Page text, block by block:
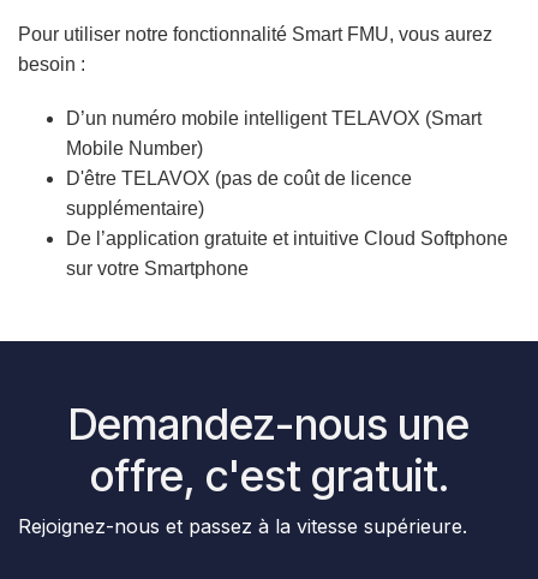
Pour utiliser notre fonctionnalité Smart FMU, vous aurez
besoin :
D’un numéro mobile intelligent TELAVOX (Smart
Mobile Number)
D'être TELAVOX (pas de coût de licence
supplémentaire)
De l’application gratuite et intuitive Cloud Softphone
sur votre Smartphone
Demandez-nous une
offre, c'est gratuit.
Rejoignez-nous et passez à la vitesse supérieure.